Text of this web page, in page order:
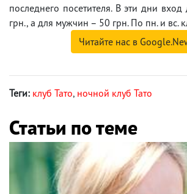
последнего посетителя. В эти дни
грн., а для мужчин – 50 грн. По пн. и вс.
Читайте нас в
Теги: клуб Тато, ночной клуб Тато
Статьи по теме